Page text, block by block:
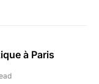
à Paris